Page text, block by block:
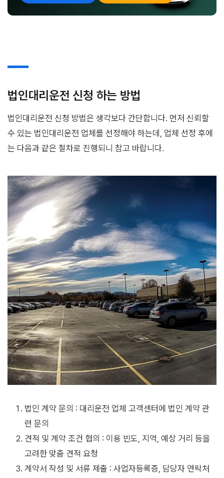
법인대리운전 신청 하는 방법
법인대리운전 신청 방법은 생각보다 간단합니다. 먼저 신뢰할
수 있는 법인대리운전 업체를 선정해야 하는데, 업체 선정 후에
는 다음과 같은 절차로 진행되니 참고 바랍니다.
법인 계약 문의 : 대리운전 업체 고객센터에 법인 계약 관
련 문의
견적 및 계약 조건 협의 : 이용 빈도, 지역, 예상 거리 등을
고려한 맞춤 견적 요청
계약서 작성 및 서류 제출 : 사업자등록증, 담당자 연락처